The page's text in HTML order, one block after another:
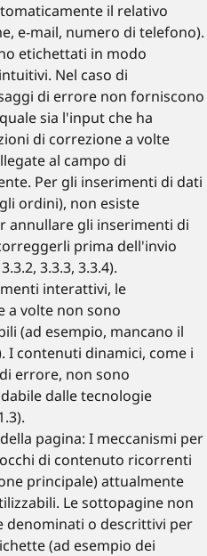
il relativo
e-mail, numero di telefono).
etichettati in modo
Nel caso di
di errore non forniscono
sia l'input che ha
di correzione a volte
al campo di
Per gli inserimenti di dati
ordini), non esiste
annullare gli inserimenti di
prima dell'invio
3.3.3, 3.3.4).
interattivi, le
a volte non sono
(ad esempio, mancano il
I contenuti dinamici, come i
errore, non sono
dalle tecnologie
pagina: I meccanismi per
di contenuto ricorrenti
principale) attualmente
Le sottopagine non
denominati o descrittivi per
(ad esempio dei